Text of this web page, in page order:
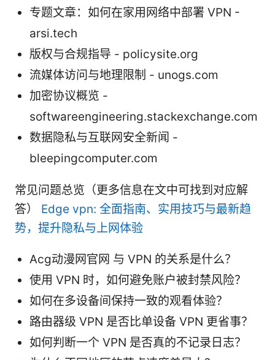
专题文章：如何在家用网络中部署 VPN -
arsi.tech
版权与合规指导 - policysite.org
流媒体访问与地理限制 - unogs.com
加密协议概览 -
softwareengineering.stackexchange.com
数据隐私与互联网安全新闻 -
bleepingcomputer.com
常见问题总览（更多信息在文中可找到对应解
答） Edge vpn: 全面指南、实用技巧与最新趋
势，提升隐私与上网体验
Acg动漫网官网 与 VPN 的关系是什么？
使用 VPN 时，如何避免账户被封禁风险？
如何在多设备间保持一致的观看体验？
路由器级 VPN 是否比单设备 VPN 更省事？
如何判断一个 VPN 是否真的不记录日志？